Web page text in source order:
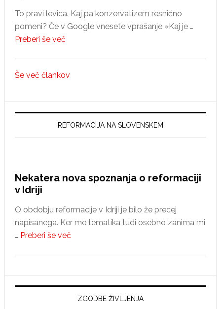
To pravi levica. Kaj pa konzervatizem resnično
pomeni? Če v Google vnesete vprašanje »Kaj je …
Preberi še večabout
nasprotujejo
Še več člankov
REFORMACIJA NA SLOVENSKEM
Nekatera nova spoznanja o reformaciji
v Idriji
O obdobju reformacije v Idriji je bilo že precej
napisanega. Ker me tematika tudi osebno zanima mi
… Preberi še večabout
spoznanja
o
reformaciji
ZGODBE ŽIVLJENJA